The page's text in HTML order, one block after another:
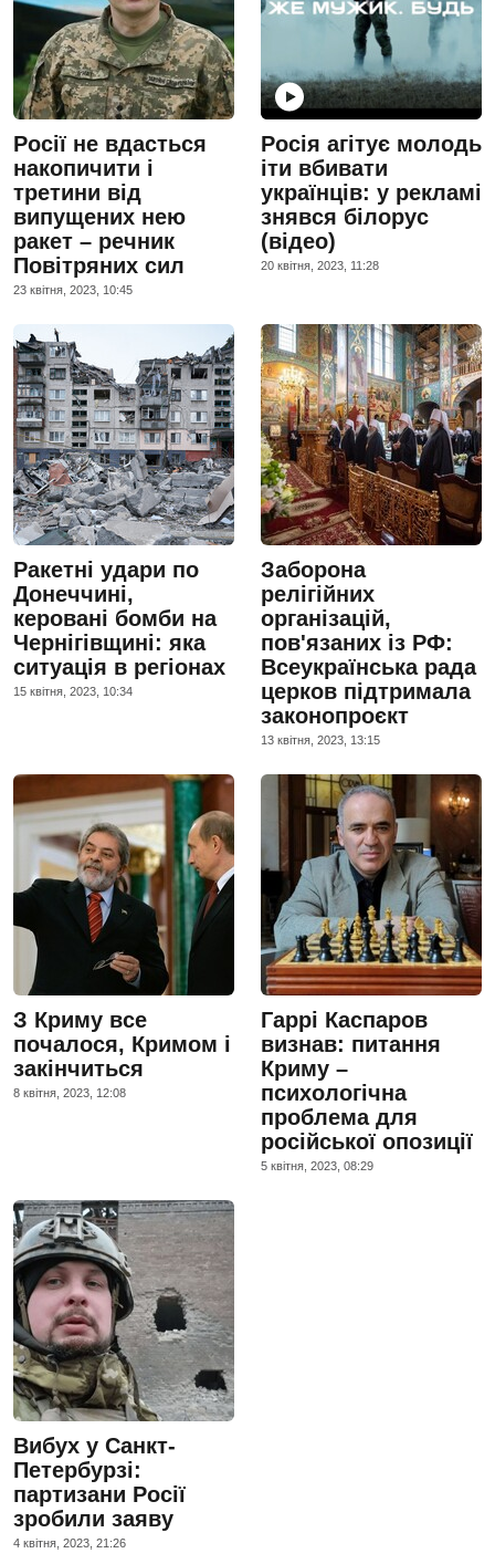
Росії не вдасться
накопичити і
третини від
випущених нею
ракет – речник
Повітряних сил
23 квiтня, 2023, 10:45
Росія агітує молодь
іти вбивати
українців: у рекламі
знявся білорус
(відео)
20 квiтня, 2023, 11:28
Ракетні удари по
Донеччині,
керовані бомби на
Чернігівщині: яка
ситуація в регіонах
15 квiтня, 2023, 10:34
Заборона
релігійних
організацій,
пов'язаних із РФ:
Всеукраїнська рада
церков підтримала
законопроєкт
13 квiтня, 2023, 13:15
З Криму все
почалося, Кримом і
закінчиться
8 квiтня, 2023, 12:08
Гаррі Каспаров
визнав: питання
Криму –
психологічна
проблема для
російської опозиції
5 квiтня, 2023, 08:29
Вибух у Санкт-
Петербурзі:
партизани Росії
зробили заяву
4 квiтня, 2023, 21:26